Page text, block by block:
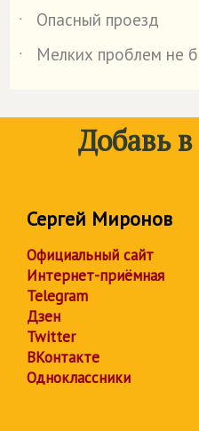
˙
Опасный проезд
˙
Мелких проблем не
Добавь
Сергей Миронов
Официальный сайт
Интернет-приёмная
Telegram
Дзен
Twitter
ВКонтакте
Одноклассники